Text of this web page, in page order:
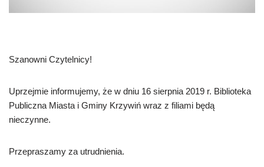
Szanowni Czytelnicy!
Uprzejmie informujemy, że w dniu 16 sierpnia 2019 r. Biblioteka
Publiczna Miasta i Gminy Krzywiń wraz z filiami będą
nieczynne.
Przepraszamy za utrudnienia.